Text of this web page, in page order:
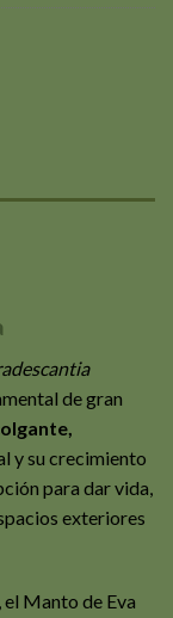
de gran
y su crecimiento
para dar vida,
exteriores
, el Manto de Eva